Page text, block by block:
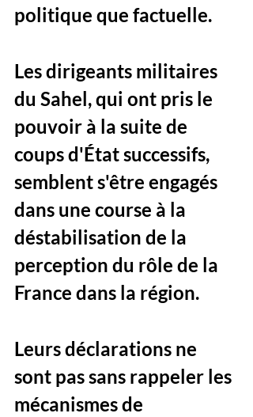
politique que factuelle.
Les dirigeants militaires
du Sahel, qui ont pris le
pouvoir à la suite de
coups d'État successifs,
semblent s'être engagés
dans une course à la
déstabilisation de la
perception du rôle de la
France dans la région.
Leurs déclarations ne
sont pas sans rappeler les
mécanismes de